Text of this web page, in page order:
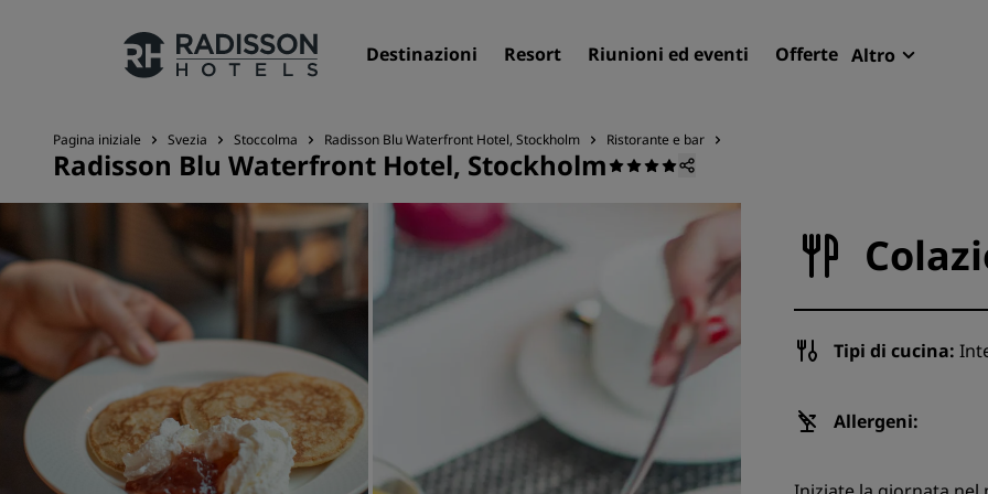
Destinazioni Resort Riunioni ed eventi Offerte Altro
I nostri Marchi
Marchi Radisson Hotels
Resort
Hotel nuovi e di prossima
Meeting ed eventi
Scopri Radisson Meetings
Pagina iniziale Svezia Stoccolma Radisson Blu Waterfront Hotel, Stockholm Ristorante e bar
Radisson Blu Waterfront Hotel, Stockholm
Tipi di cucina:
Allergeni: